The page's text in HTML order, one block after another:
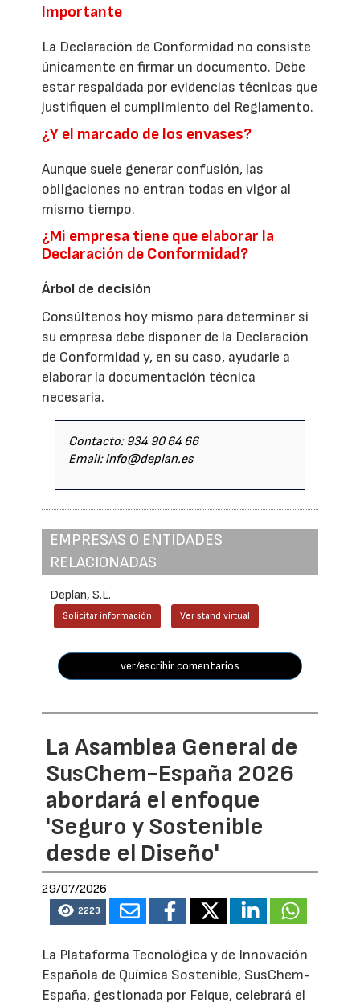
Importante
La Declaración de Conformidad no consiste
únicamente en firmar un documento. Debe
estar respaldada por evidencias técnicas que
justifiquen el cumplimiento del Reglamento.
¿Y el marcado de los envases?
Aunque suele generar confusión, las
obligaciones no entran todas en vigor al
mismo tiempo.
¿Mi empresa tiene que elaborar la
Declaración de Conformidad?
Árbol de decisión
Consúltenos hoy mismo para determinar si
su empresa debe disponer de la Declaración
de Conformidad y, en su caso, ayudarle a
elaborar la documentación técnica
necesaria.
Contacto: 934 90 64 66
Email: info@deplan.es
EMPRESAS O ENTIDADES
RELACIONADAS
Deplan, S.L.
Solicitar información Ver stand virtual
ver/escribir comentarios
La Asamblea General de
SusChem-España 2026
abordará el enfoque
'Seguro y Sostenible
desde el Diseño'
29/07/2026
2223
La Plataforma Tecnológica y de Innovación
Española de Química Sostenible, SusChem-
España, gestionada por Feique, celebrará el